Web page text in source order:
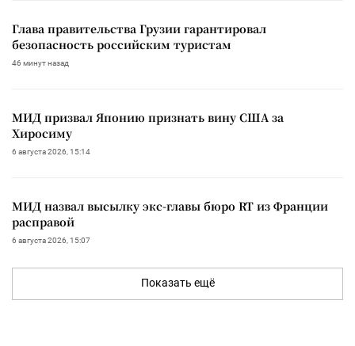
Глава правительства Грузии гарантировал
безопасность российским туристам
46 минут назад
МИД призвал Японию признать вину США за
Хиросиму
6 августа 2026, 15:14
МИД назвал высылку экс-главы бюро RT из Франции
расправой
6 августа 2026, 15:07
Показать ещё